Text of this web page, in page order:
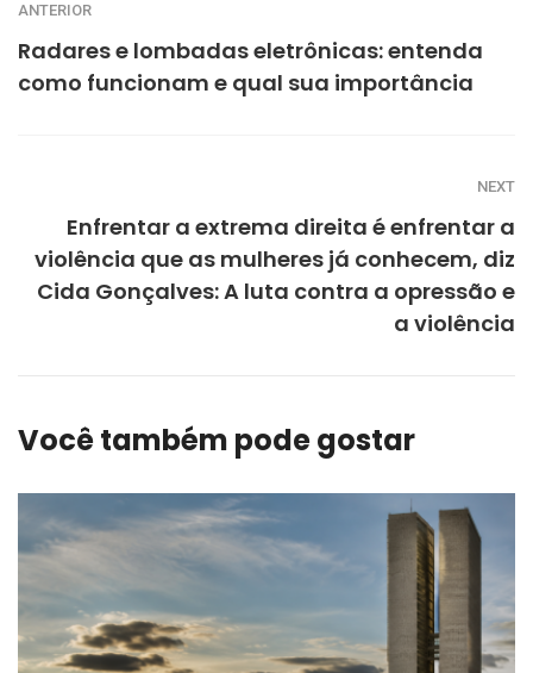
ANTERIOR
Radares e lombadas eletrônicas: entenda
como funcionam e qual sua importância
NEXT
Enfrentar a extrema direita é enfrentar a
violência que as mulheres já conhecem, diz
Cida Gonçalves: A luta contra a opressão e
a violência
Você também pode gostar